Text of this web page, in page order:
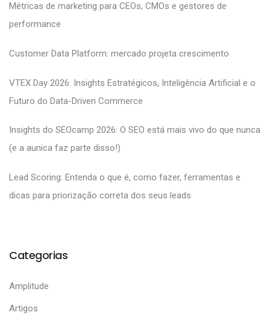
Métricas de marketing para CEOs, CMOs e gestores de
performance
Customer Data Platform: mercado projeta crescimento
VTEX Day 2026: Insights Estratégicos, Inteligência Artificial e o
Futuro do Data-Driven Commerce
Insights do SEOcamp 2026: O SEO está mais vivo do que nunca
(e a aunica faz parte disso!)
Lead Scoring: Entenda o que é, como fazer, ferramentas e
dicas para priorização correta dos seus leads
Categorias
Amplitude
Artigos